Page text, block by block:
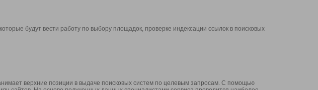
будут вести работу по выбору площадок, проверке индексации ссылок в поисковых
верхние позиции в выдаче поисковых систем по целевым запросам. С помощью